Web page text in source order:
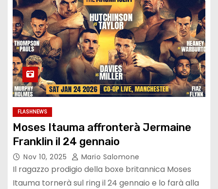
FLASHNEWS
Moses Itauma affronterà Jermaine
Franklin il 24 gennaio
Nov 10, 2025 Mario Salomone
Il ragazzo prodigio della boxe britannica Moses
Itauma tornerà sul ring il 24 gennaio e lo farà alla